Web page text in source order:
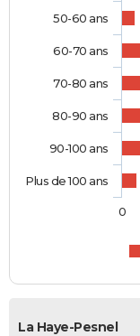
50-60 ans
60-70 ans
70-80 ans
80-90 ans
90-100 ans
Plus de 100 ans
0
La Haye-Pesnel